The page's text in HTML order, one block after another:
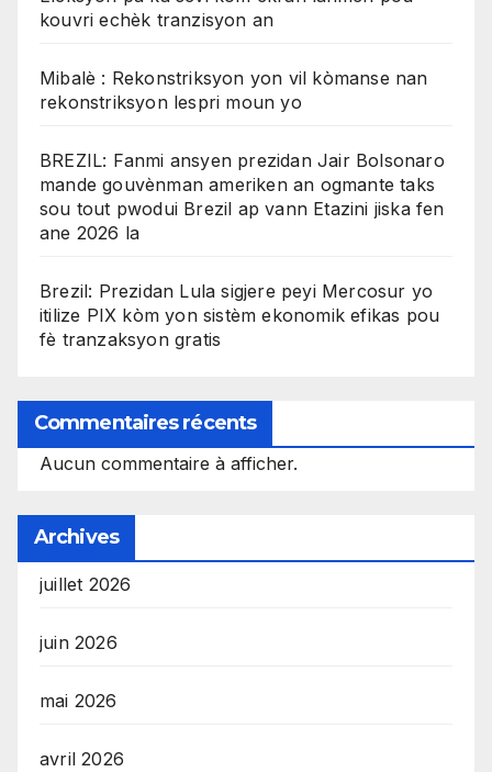
kouvri echèk tranzisyon an
Mibalè : Rekonstriksyon yon vil kòmanse nan
rekonstriksyon lespri moun yo
BREZIL: Fanmi ansyen prezidan Jair Bolsonaro
mande gouvènman ameriken an ogmante taks
sou tout pwodui Brezil ap vann Etazini jiska fen
ane 2026 la
Brezil: Prezidan Lula sigjere peyi Mercosur yo
itilize PIX kòm yon sistèm ekonomik efikas pou
fè tranzaksyon gratis
Commentaires récents
Aucun commentaire à afficher.
Archives
juillet 2026
juin 2026
mai 2026
avril 2026